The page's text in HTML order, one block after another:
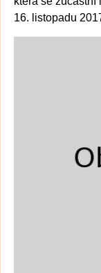
16. listopadu
návštěvníky, tak